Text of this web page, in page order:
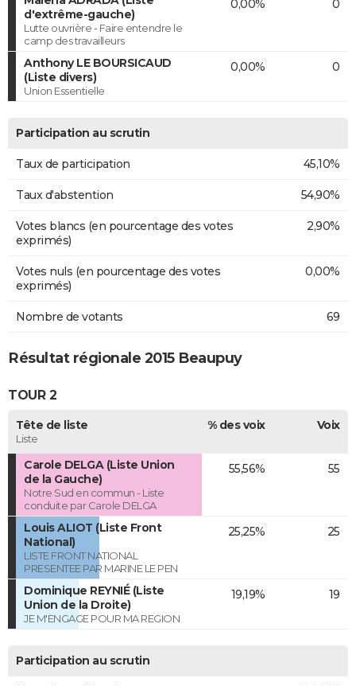
d'extrême-gauche)
Lutte ouvrière - Faire entendre le
camp des travailleurs
0,00% 0
Anthony LE BOURSICAUD
(Liste divers)
Union Essentielle
0,00% 0
Participation au scrutin
Taux de participation 45,10%
Taux d'abstention 54,90%
Votes blancs (en pourcentage des votes
exprimés)
2,90%
Votes nuls (en pourcentage des votes
exprimés)
0,00%
Nombre de votants 69
Résultat régionale 2015 Beaupuy
TOUR 2
Tête de liste
Liste
% des voix Voix
Carole DELGA (Liste Union
de la Gauche)
Notre Sud en commun - Liste
conduite par Carole DELGA
55,56% 55
Louis ALIOT (Liste Front
National)
LISTE FRONT NATIONAL
PRESENTEE PAR MARINE LE PEN
25,25% 25
Dominique REYNIÉ (Liste
Union de la Droite)
JE M'ENGAGE POUR MA REGION
19,19% 19
Participation au scrutin